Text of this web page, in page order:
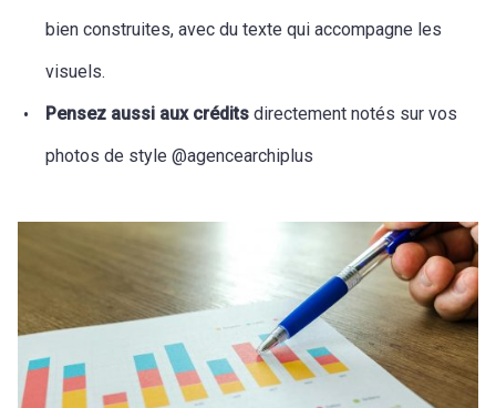
bien construites, avec du texte qui accompagne les
visuels.
Pensez aussi aux crédits directement notés sur vos
photos de style @agencearchiplus